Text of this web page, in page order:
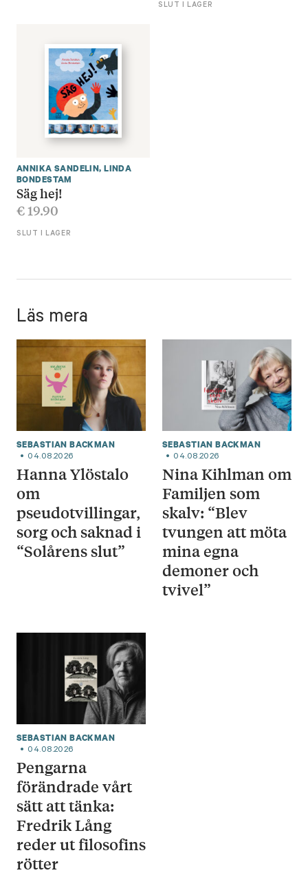
SLUT I LAGER
ANNIKA SANDELIN,LINDA
BONDESTAM
Säg hej!
€19.90
SLUT I LAGER
Läs mera
SEBASTIAN BACKMAN
04.08.2026
Hanna Ylöstalo
om
pseudotvillingar,
sorg och saknad i
“Solårens slut”
SEBASTIAN BACKMAN
04.08.2026
Nina Kihlman om
Familjen som
skalv: “Blev
tvungen att möta
mina egna
demoner och
tvivel”
SEBASTIAN BACKMAN
04.08.2026
Pengarna
förändrade vårt
sätt att tänka:
Fredrik Lång
reder ut filosofins
rötter